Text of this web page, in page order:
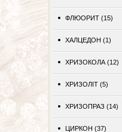
ФЛЮОРИТ (15)
ХАЛЦЕДОН (1)
ХРИЗОКОЛА (12)
ХРИЗОЛІТ (5)
ХРИЗОПРАЗ (14)
ЦИРКОН (37)